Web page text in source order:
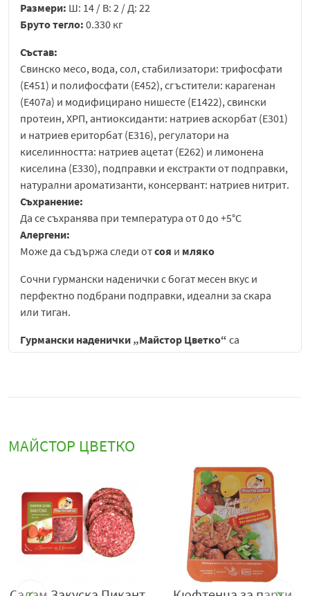
Размери: Ш: 14 / В: 2 / Д: 22
Бруто тегло: 0.330 кг
Състав:
Свинско месо, вода, сол, стабилизатори: трифосфати
(Е451) и полифосфати (Е452), сгъстители: карагенан
(Е407а) и модифицирано нишесте (Е1422), свински
протеин, ХРП, антиоксиданти: натриев аскорбат (Е301)
и натриев ериторбат (Е316), регулатори на
киселинността: натриев ацетат (Е262) и лимонена
киселина (Е330), подправки и екстракти от подправки,
натурални ароматизанти, консервант: натриев нитрит.
Съхранение:
Да се съхранява при температура от 0 до +5°С
Алергени:
Може да съдържа следи отсоя и мляко
Сочни гурмански наденички с богат месен вкус и
перфектно подбрани подправки, идеални за скара
или тиган.
Гурмански наденички „Майстор Цветко“ са
висококачествен месен продукт, създаден за
напълно при термична обработка.
Основната характеристика на гурманските наденички
е тяхната плътна, но сочна структура, която се запазва
при печене, пържене или приготвяне на скара. При
топлинна обработка продуктът придобива златисто-
кафява коричка, която допринася за апетитния му
външен вид и подсилва вкусовите качества.
Вътрешността остава мека и сочна, което създава
приятно контрастно усещане при всяка хапка.
МАЙСТОР ЦВЕТКО